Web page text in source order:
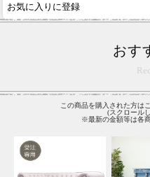
お気に入りに登録
おす
この商品を購入された方は
(スクロール
※最新の金額等は各